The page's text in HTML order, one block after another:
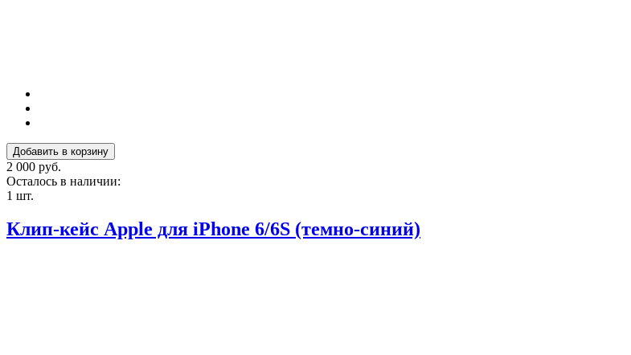
2 000 руб.
Осталось в наличии:
1 шт.
Клип-кейс Apple для iPhone 6/6S (темно-синий)